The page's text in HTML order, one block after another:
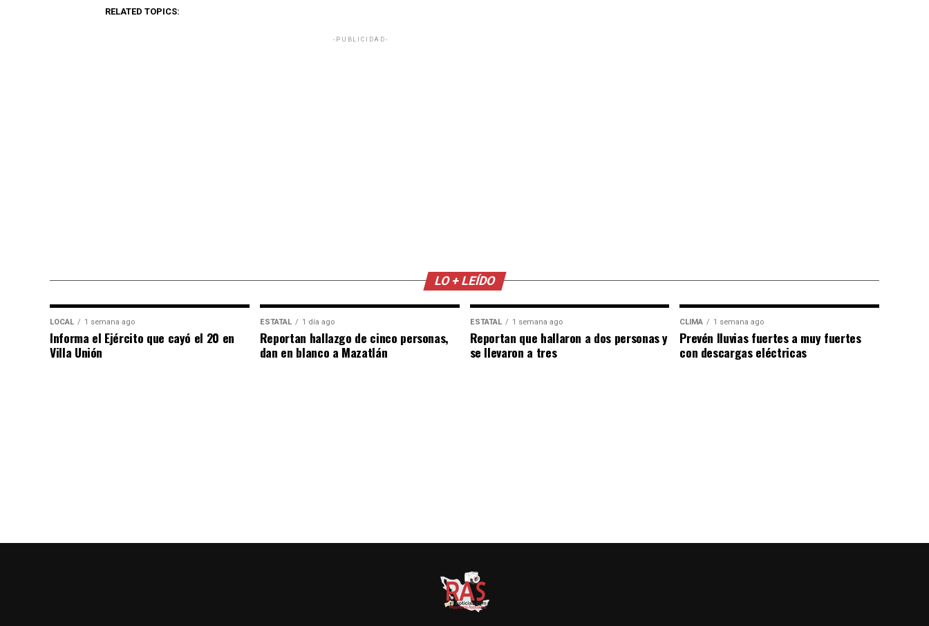
RELATED TOPICS:
-PUBLICIDAD-
LO + LEÍDO
LOCAL 1 semana ago
Informa el Ejército que cayó el 20 en
Villa Unión
ESTATAL 1 día ago
Reportan hallazgo de cinco personas,
dan en blanco a Mazatlán
ESTATAL 1 semana ago
Reportan que hallaron a dos personas y
se llevaron a tres
CLIMA 1 semana ago
Prevén lluvias fuertes a muy fuertes
con descargas eléctricas